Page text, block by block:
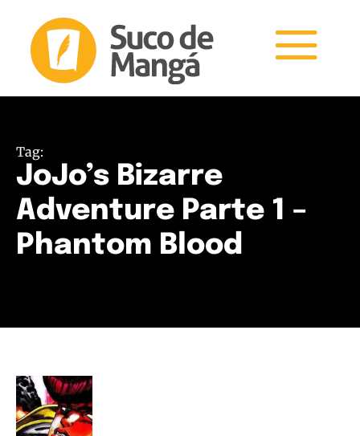
Tag:
JoJo’s Bizarre
Adventure Parte 1 –
Phantom Blood